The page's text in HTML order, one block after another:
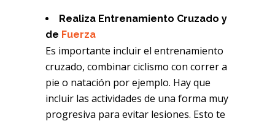
Realiza Entrenamiento Cruzado y
de Fuerza
Es importante incluir el entrenamiento
cruzado, combinar ciclismo con correr a
pie o natación por ejemplo. Hay que
incluir las actividades de una forma muy
progresiva para evitar lesiones. Esto te